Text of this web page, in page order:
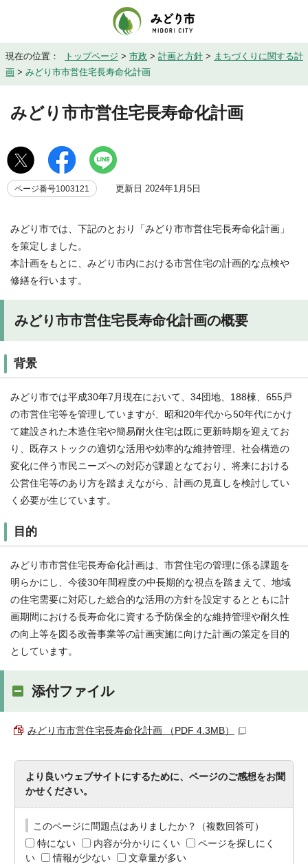
現在の位置： トップページ > 市政 > 計画と方針 > まちづくりに関する計
画 > みどり市市営住宅長寿命化計画
みどり市市営住宅長寿命化計画
ページ番号1003121 更新日 2024年1月5日
みどり市では、下記のとおり「みどり市市営住宅長寿命化計画」
を策定しました。
本計画をもとに、みどり市内における市営住宅の計画的な点検や
修繕を行います。
みどり市市営住宅長寿命化計画の概要
背景
みどり市では平成30年7月現在において、34団地、188棟、655戸
の市営住宅等を管理していますが、昭和20年代から50年代にかけ
て建設された木造住宅や簡易耐火住宅は既に更新時期を迎えてお
り、既存ストックの適切な活用や効率的な維持管理、社会構造の
変化に伴う市民ニーズへの対応が課題となており、将来における
公営住宅等のあり方を踏まえながら、計画の見直しを検討してい
く必要が生じています。
目的
みどり市市営住宅長寿命化計画は、市営住宅の管理に係る課題を
明らかにし、今後30年間程度の中長期的な視点を踏まえて、地域
の住宅需要に対応した総合的な活用の方針を設定するとともに計
画期間における長寿命化に資する予防保全的な維持管理や耐久性
の向上等を図る改善事業等の計画実施に向けた計画の策定を目的
としています。
添付ファイル
みどり市市営住宅長寿命化計画 （PDF 4.3MB）
より良いウェブサイトにするために、ページのご感想をお聞
かせください。
このページに問題点はありましたか？（複数回答可）
特にない
内容が分かりにくい
ページを探しにく
い
情報が少ない 文章量が多い